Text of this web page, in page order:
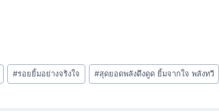
#รอยยิ้มอย่างจริงใจ #สุดยอดพลังดึงดูด ยิ้มจากใจ พลังทวี